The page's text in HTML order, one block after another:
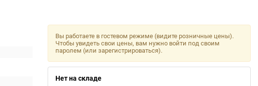
Вы работаете в гостевом режиме (видите розничные цены).
Чтобы увидеть свои цены, вам нужно войти под своим
паролем (или зарегистрироваться).
Нет на складе